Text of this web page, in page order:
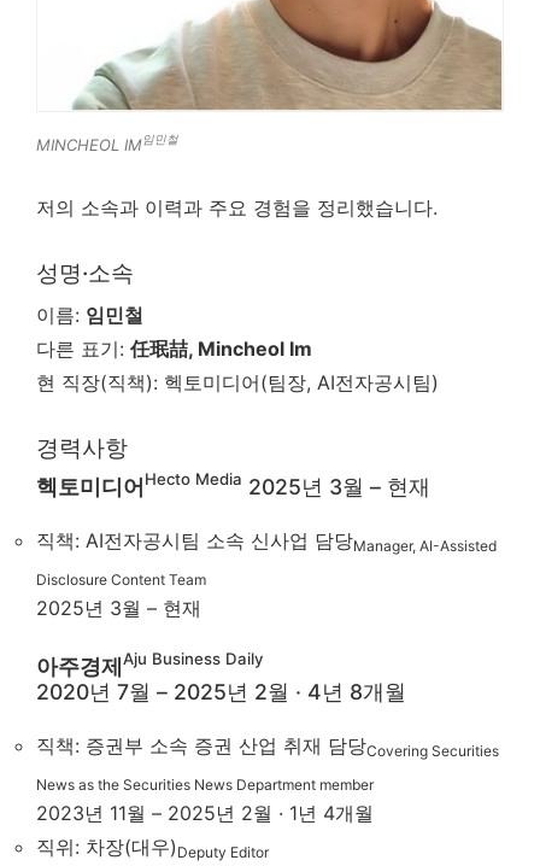
MINCHEOL IM임민철
저의 소속과 이력과 주요 경험을 정리했습니다.
성명·소속
이름: 임민철
다른 표기: 任珉喆, Mincheol Im
현 직장(직책): 헥토미디어(팀장, AI전자공시팀)
경력사항
헥토미디어Hecto Media 2025년 3월 – 현재
직책: AI전자공시팀 소속 신사업 담당Manager, AI-Assisted
Disclosure Content Team
2025년 3월 – 현재
아주경제Aju Business Daily
2020년 7월 – 2025년 2월 · 4년 8개월
직책: 증권부 소속 증권 산업 취재 담당Covering Securities
News as the Securities News Department member
2023년 11월 – 2025년 2월 · 1년 4개월
직위: 차장(대우) Deputy Editor